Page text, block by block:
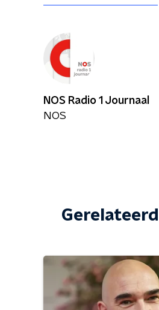
NOS Radio 1 Journaal
NOS
Gerelateerd